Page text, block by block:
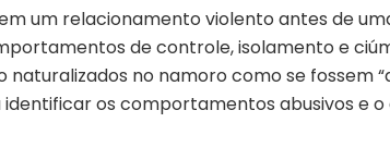
um relacionamento violento antes de
de controle, isolamento e
no namoro como se fossem
identificar os comportamentos abusivos e